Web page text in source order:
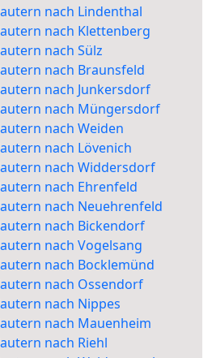
nach Lindenthal
nach Klettenberg
nach Sülz
nach Braunsfeld
nach Junkersdorf
nach Müngersdorf
nach Weiden
nach Lövenich
nach Widdersdorf
nach Ehrenfeld
nach Neuehrenfeld
nach Bickendorf
nach Vogelsang
nach Bocklemünd
nach Ossendorf
nach Nippes
nach Mauenheim
nach Riehl